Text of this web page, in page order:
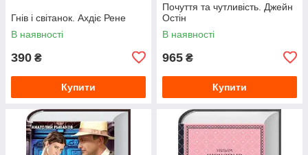
Гнів і світанок. Ахдіє Рене
В наявності
390 ₴
Купити
Почуття та чутливість. Джейн
Остін
В наявності
965 ₴
Купити